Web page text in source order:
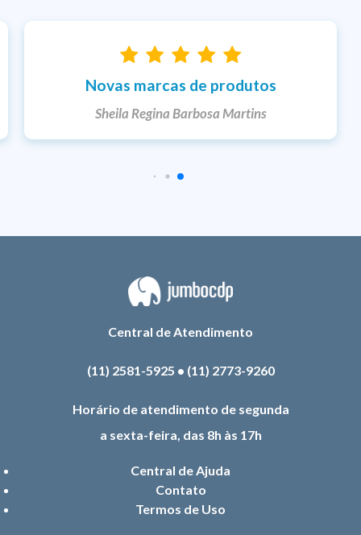
Novas marcas de produtos
Sheila Regina Barbosa Martins
Central de Atendimento
(11) 2581-5925 • (11) 2773-9260
Horário de atendimento de segunda
a sexta-feira, das 8h às 17h
Central de Ajuda
Contato
Termos de Uso